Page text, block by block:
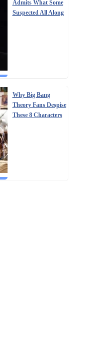
Admits What Some
Suspected All Along
Why Big Bang
Theory Fans Despise
These 8 Characters